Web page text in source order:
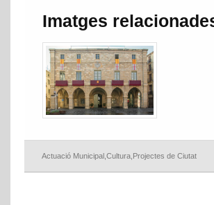
Imatges
Actuació Municipal Cultura Projectes de Ciutat